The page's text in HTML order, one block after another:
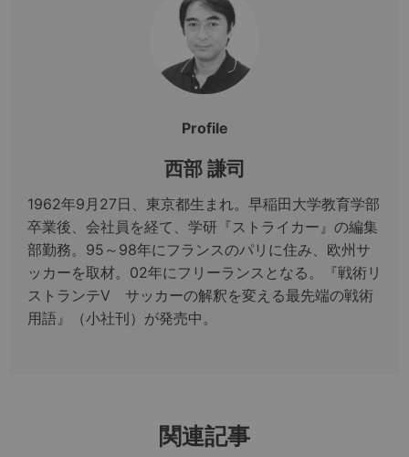
Profile
西部 謙司
1962年9月27日、東京都生まれ。早稲田大学教育学部
卒業後、会社員を経て、学研『ストライカー』の編集
部勤務。95～98年にフランスのパリに住み、欧州サ
ッカーを取材。02年にフリーランスとなる。『戦術リ
ストランテV サッカーの解釈を変える最先端の戦術
用語』（小社刊）が発売中。
関連記事